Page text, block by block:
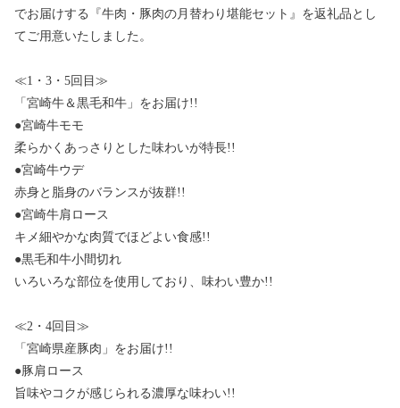
でお届けする『牛肉・豚肉の月替わり堪能セット』を返礼品とし
てご用意いたしました。
≪1・3・5回目≫
「宮崎牛＆黒毛和牛」をお届け!!
●宮崎牛モモ
柔らかくあっさりとした味わいが特長!!
●宮崎牛ウデ
赤身と脂身のバランスが抜群!!
●宮崎牛肩ロース
キメ細やかな肉質でほどよい食感!!
●黒毛和牛小間切れ
いろいろな部位を使用しており、味わい豊か!!
≪2・4回目≫
「宮崎県産豚肉」をお届け!!
●豚肩ロース
旨味やコクが感じられる濃厚な味わい!!